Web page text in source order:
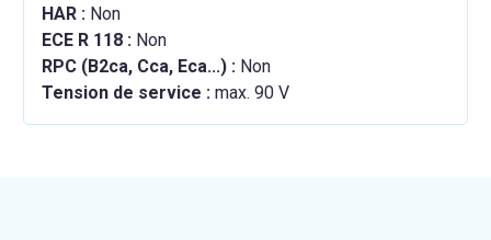
HAR : Non
ECE R 118 : Non
RPC (B2ca, Cca, Eca...) : Non
Tension de service : max. 90 V